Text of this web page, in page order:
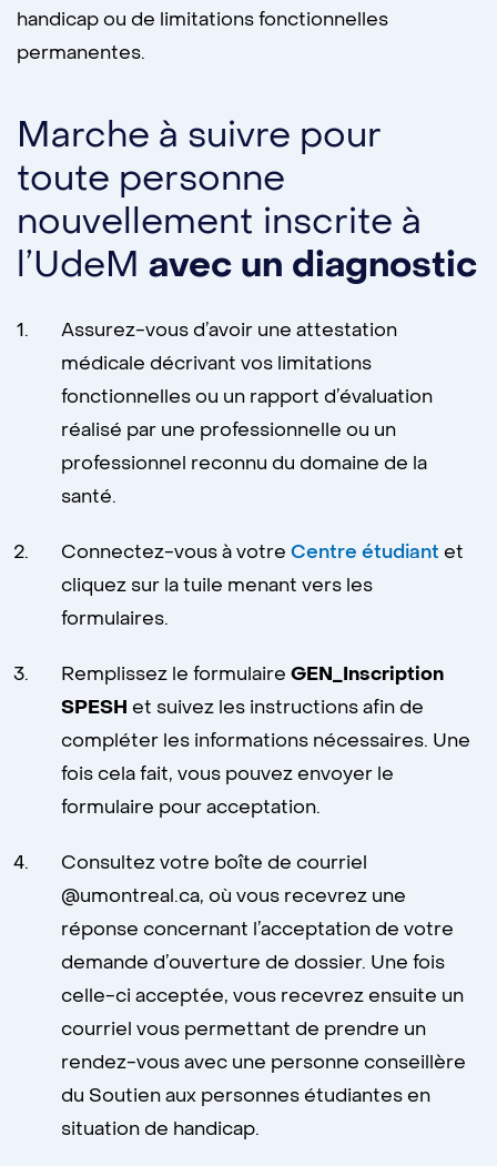
handicap ou de limitations fonctionnelles
permanentes.
Marche à suivre pour
toute personne
nouvellement inscrite à
l’UdeM avec un diagnostic
Assurez-vous d’avoir une attestation
médicale décrivant vos limitations
fonctionnelles ou un rapport d’évaluation
réalisé par une professionnelle ou un
professionnel reconnu du domaine de la
santé.
Connectez-vous à votre Centre étudiant et
cliquez sur la tuile menant vers les
formulaires.
Remplissez le formulaire GEN_Inscription
SPESH et suivez les instructions afin de
compléter les informations nécessaires. Une
fois cela fait, vous pouvez envoyer le
formulaire pour acceptation.
Consultez votre boîte de courriel
@umontreal.ca, où vous recevrez une
réponse concernant l’acceptation de votre
demande d’ouverture de dossier. Une fois
celle-ci acceptée, vous recevrez ensuite un
courriel vous permettant de prendre un
rendez-vous avec une personne conseillère
du Soutien aux personnes étudiantes en
situation de handicap.